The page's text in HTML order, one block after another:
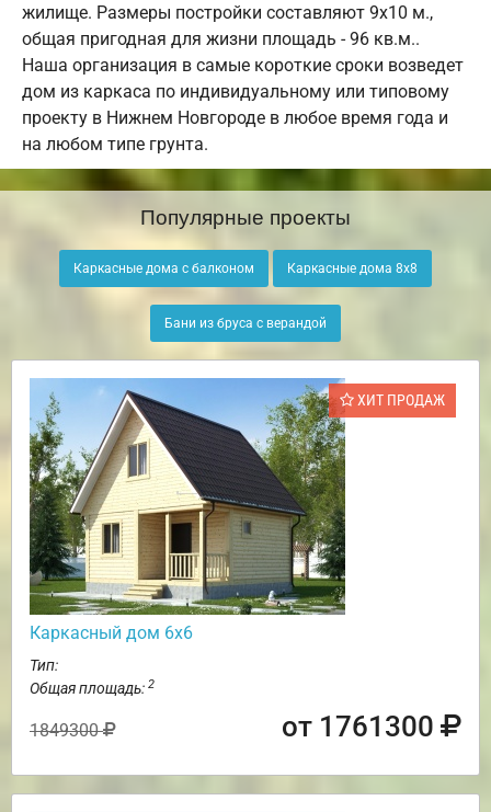
жилище. Размеры постройки составляют 9х10 м.,
общая пригодная для жизни площадь - 96 кв.м..
Наша организация в самые короткие сроки возведет
дом из каркаса по индивидуальному или типовому
проекту в Нижнем Новгороде в любое время года и
на любом типе грунта.
Популярные проекты
Каркасные дома с балконом Каркасные дома 8х8
Бани из бруса с верандой
ХИТ ПРОДАЖ
Каркасный дом 6х6
Тип:
Общая площадь: 2
1849300 от 1761300